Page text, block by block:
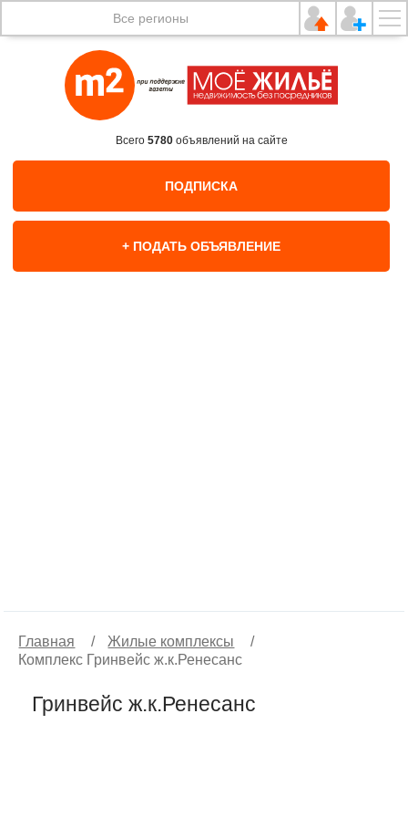
Все регионы
Всего 5780объявлений на сайте
ПОДПИСКА
+ ПОДАТЬ ОБЪЯВЛЕНИЕ
Главная / Жилые комплексы
/
Комплекс Гринвейс ж.к.Ренесанс
Гринвейс ж.к.Ренесанс